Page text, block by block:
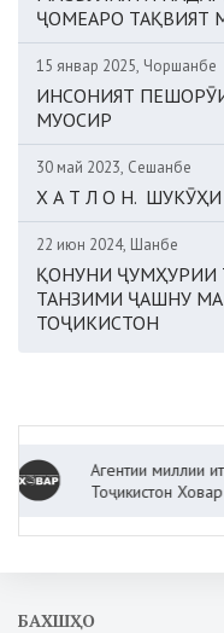
ҶОМЕАРО ТАҚВИЯТ
15 январ 2025, Чоршанбе
ИНСОНИЯТ
МУОСИР
30 май 2023, Сешанбе
Х А Т Л О Н. ШУКӮҲИ
22 июн 2024, Шанбе
ҚОНУНИ ҶУМҲУРИИ
ТАНЗИМИ ҶАШНУ
ТОҶИКИСТОН
Агентии миллии
Тоҷикистон Ховар
БАХШҲО